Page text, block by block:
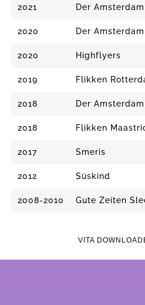
2021 Der
2020 Der
2020 Highflyers
2019 Flikken
2018 Der
2018 Flikken
2017 Smeris
2012 Süskind
2008-2010 Gute Zeiten
VITA